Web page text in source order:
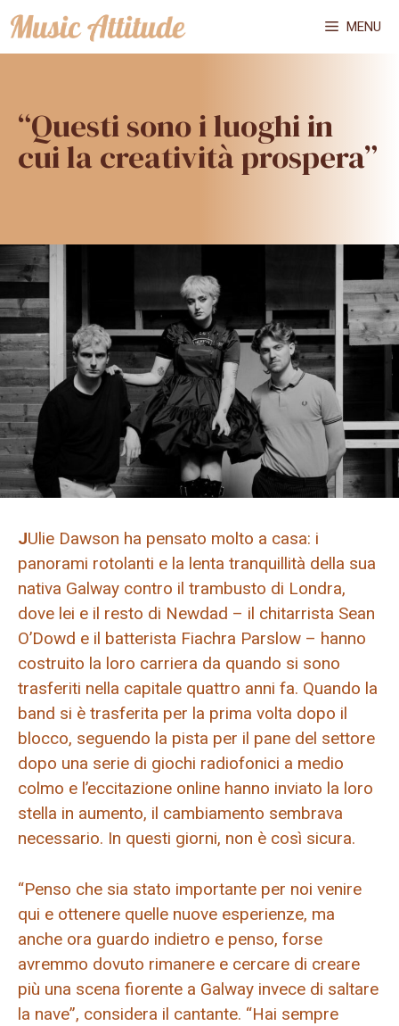
Vai
al
MENU
“Questi sono i luoghi in
cui la creatività prospera”
JUlie Dawson ha pensato molto a casa: i
panorami rotolanti e la lenta tranquillità della sua
nativa Galway contro il trambusto di Londra,
dove lei e il resto di Newdad – il chitarrista Sean
O’Dowd e il batterista Fiachra Parslow – hanno
costruito la loro carriera da quando si sono
trasferiti nella capitale quattro anni fa. Quando la
band si è trasferita per la prima volta dopo il
blocco, seguendo la pista per il pane del settore
dopo una serie di giochi radiofonici a medio
colmo e l’eccitazione online hanno inviato la loro
stella in aumento, il cambiamento sembrava
necessario. In questi giorni, non è così sicura.
“Penso che sia stato importante per noi venire
qui e ottenere quelle nuove esperienze, ma
anche ora guardo indietro e penso, forse
avremmo dovuto rimanere e cercare di creare
più una scena fiorente a Galway invece di saltare
la nave”, considera il cantante. “Hai sempre